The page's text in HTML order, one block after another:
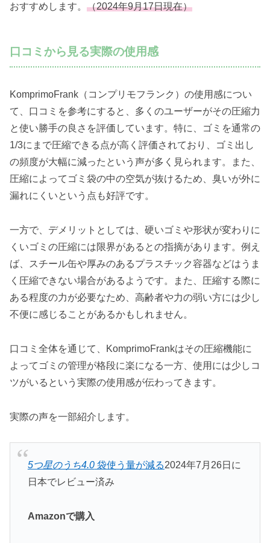
おすすめします。 （2024年9月17日現在）
口コミから見る実際の使用感
KomprimoFrank（コンプリモフランク）の使用感につい
て、口コミを参考にすると、多くのユーザーがその圧縮力
と使い勝手の良さを評価しています。特に、ゴミを通常の
1/3にまで圧縮できる点が高く評価されており、ゴミ出し
の頻度が大幅に減ったという声が多く見られます。また、
圧縮によってゴミ袋の中の空気が抜けるため、臭いが外に
漏れにくいという点も好評です。
一方で、デメリットとしては、硬いゴミや形状が変わりに
くいゴミの圧縮には限界があるとの指摘があります。例え
ば、スチール缶や厚みのあるプラスチック容器などはうま
く圧縮できない場合があるようです。また、圧縮する際に
ある程度の力が必要なため、高齢者や力の弱い方には少し
不便に感じることがあるかもしれません。
口コミ全体を通じて、KomprimoFrankはその圧縮機能に
よってゴミの管理が格段に楽になる一方、使用には少しコ
ツがいるという実際の使用感が伝わってきます。
実際の声を一部紹介します。
5つ星のうち4.0袋使う量が減る2024年7月26日に
日本でレビュー済み
Amazonで購入